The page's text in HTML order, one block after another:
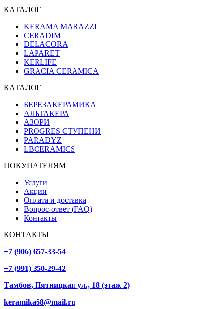
КАТАЛОГ
KERAMA MARAZZI
CERADIM
DELACORA
LAPARET
KERLIFE
GRACIA CERAMICA
КАТАЛОГ
БЕРЕЗАКЕРАМИКА
АЛЬТАКЕРА
АЗОРИ
PROGRES СТУПЕНИ
PARADYZ
LBCERAMICS
ПОКУПАТЕЛЯМ
Услуги
Акции
Оплата и доставка
Вопрос-ответ (FAQ)
Контакты
КОНТАКТЫ
+7 (906) 657-33-54
+7 (991) 350-29-42
Тамбов, Пятницкая ул., 18 (этаж 2)
keramika68@mail.ru